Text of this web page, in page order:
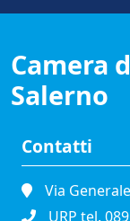
Camera
Salerno
Contatti
Via
URP tel.